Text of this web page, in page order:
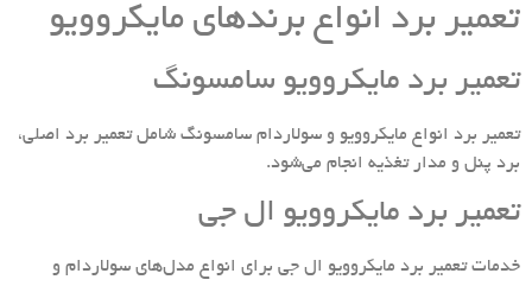
تعمیر برد انواع برندهای مایکروویو
تعمیر برد مایکروویو سامسونگ
تعمیر برد انواع مایکروویو و سولاردام سامسونگ شامل تعمیر برد اصلی،
برد پنل و مدار تغذیه انجام می‌شود.
تعمیر برد مایکروویو ال جی
خدمات تعمیر برد مایکروویو ال جی برای انواع مدل‌های سولاردام و